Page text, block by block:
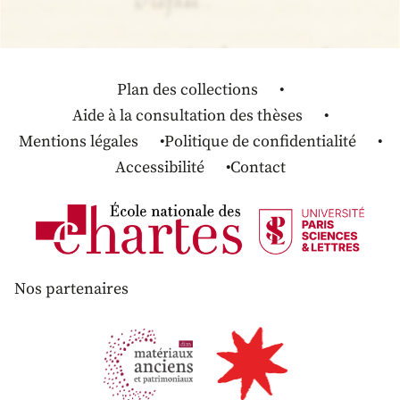
Plan des collections
Aide à la consultation des thèses
Mentions légales
Politique de confidentialité
Accessibilité
Contact
Nos partenaires